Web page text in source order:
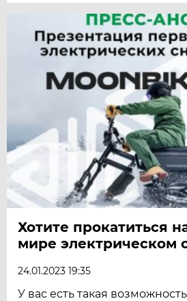
Хотите прокатиться
мире электрическом
24.01.2023 19:35
У вас есть такая